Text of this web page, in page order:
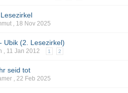
, 18 Nov 2025
Ubik (2. Lesezirkel)
, 11 Jan 2012 1 2
seid tot
,22 Feb 2025